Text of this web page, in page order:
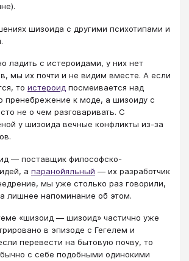
шизоида с другими психотипами и
ладить с истероидами, у них нет
мы их почти и не видим вместе. А если
то истероид посмеивается над
пренебрежение к моде, а шизоиду с
не о чем разговаривать. С
у шизоида вечные конфликты из-за
— поставщик философско-
а паранойяльный — их разработчик
мы уже столько раз говорили,
лишнее напоминание об этом.
«шизоид — шизоид» частично уже
в эпизоде с Гегелем и
перевести на бытовую почву, то
с себе подобными одинокими